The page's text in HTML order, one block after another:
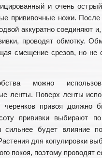
и очень
прививочные ножи.
аккуратно соединяют
проводят обмотку.
смещение срезов, но не
можно
ленты. Поверх ленты
черенков привоя должно
прививки выбирают
будет влияние
для копулировки
покоя, поэтому проводят